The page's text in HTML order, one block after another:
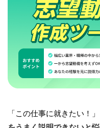
「この仕事に就きたい！